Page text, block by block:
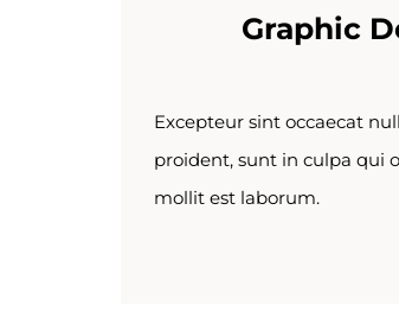
Graphic
Excepteur sint occaecat
proident, sunt in culpa qui
mollit est laborum.